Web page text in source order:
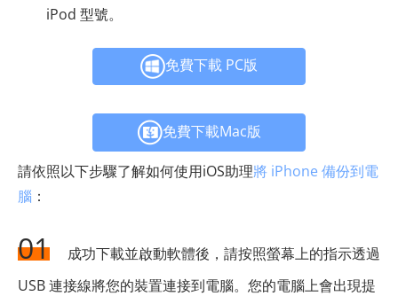
iPod 型號。
免費下載 PC版
免費下載Mac版
請依照以下步驟了解如何使用iOS助理將 iPhone 備份到電
腦 ：
01
成功下載並啟動軟體後，請按照螢幕上的指示透過
USB 連接線將您的裝置連接到電腦。您的電腦上會出現提